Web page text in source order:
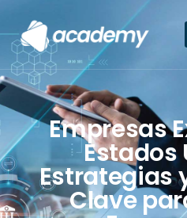
Empresas
Estados
Estrategias
Clave